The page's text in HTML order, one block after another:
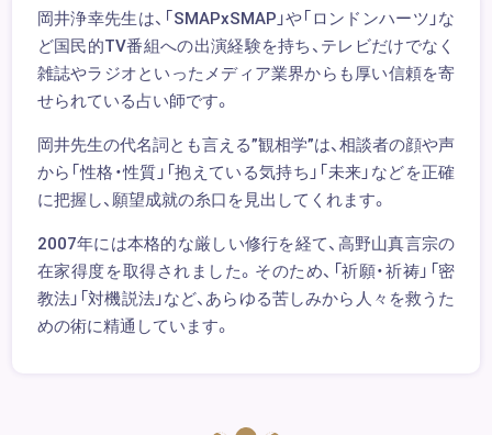
岡井浄幸先生は、「SMAPxSMAP」や「ロンドンハーツ」な
ど国民的TV番組への出演経験を持ち、テレビだけでなく
雑誌やラジオといったメディア業界からも厚い信頼を寄
せられている占い師です。
岡井先生の代名詞とも言える”観相学”は、相談者の顔や声
から「性格・性質」「抱えている気持ち」「未来」などを正確
に把握し、願望成就の糸口を見出してくれます。
2007年には本格的な厳しい修行を経て、高野山真言宗の
在家得度を取得されました。そのため、「祈願・祈祷」「密
教法」「対機説法」など、あらゆる苦しみから人々を救うた
めの術に精通しています。